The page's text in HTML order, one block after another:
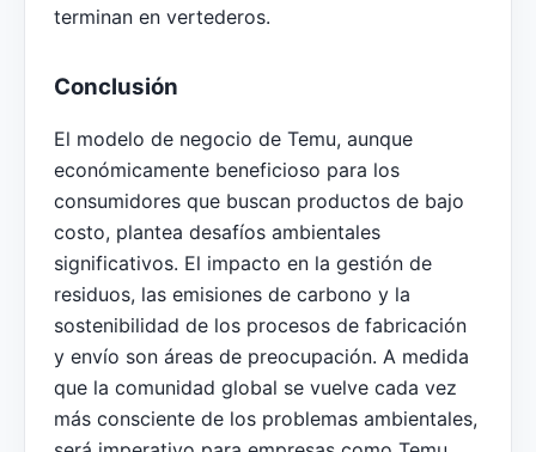
terminan en vertederos.
Conclusión
El modelo de negocio de Temu, aunque
económicamente beneficioso para los
consumidores que buscan productos de bajo
costo, plantea desafíos ambientales
significativos. El impacto en la gestión de
residuos, las emisiones de carbono y la
sostenibilidad de los procesos de fabricación
y envío son áreas de preocupación. A medida
que la comunidad global se vuelve cada vez
más consciente de los problemas ambientales,